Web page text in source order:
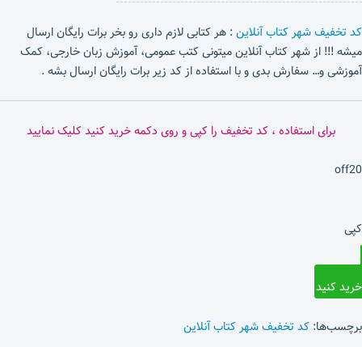
کد تخفیف شهر کتاب آنلاین: هر کتابی لازم داری رو بخر برات رایگان ارسال
میشه !!! از شهر کتاب آنلاین میتونی کتب عمومی، آموزش زبان خارجی، کمک
آموزشی و… سفارش بدی و با استفاده از کد زیر برات رایگان ارسال بشه .
برای استفاده ، کد تخفیف را کپی و روی دکمه خرید کنید کلیک نمایید
off20
کپی
خرید کنید
برچسب‌ها: کد تخفیف شهر کتاب آنلاین